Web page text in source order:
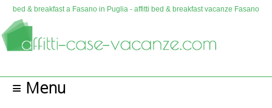
bed & breakfast a Fasano in Puglia - affitti bed & breakfast vacanze Fasano
≡ Menu